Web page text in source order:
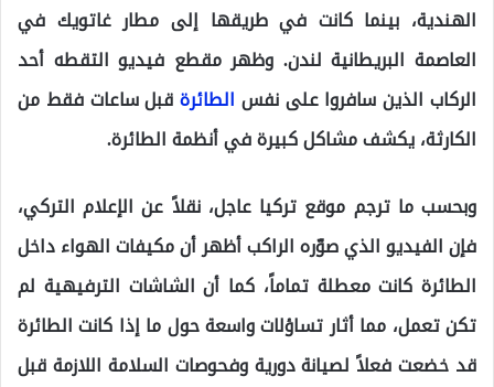
الهندية، بينما كانت في طريقها إلى مطار غاتويك في
العاصمة البريطانية لندن. وظهر مقطع فيديو التقطه أحد
الركاب الذين سافروا على نفس الطائرةقبل ساعات فقط من
الكارثة، يكشف مشاكل كبيرة في أنظمة الطائرة.
وبحسب ما ترجم موقع تركيا عاجل، نقلاً عن الإعلام التركي،
فإن الفيديو الذي صوّره الراكب أظهر أن مكيفات الهواء داخل
الطائرة كانت معطلة تماماً، كما أن الشاشات الترفيهية لم
تكن تعمل، مما أثار تساؤلات واسعة حول ما إذا كانت الطائرة
قد خضعت فعلاً لصيانة دورية وفحوصات السلامة اللازمة قبل